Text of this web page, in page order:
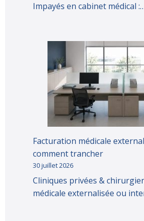
Impayés en cabinet médical
Facturation médicale
comment trancher
30 juillet 2026
Cliniques privées &
médicale externalisée ou